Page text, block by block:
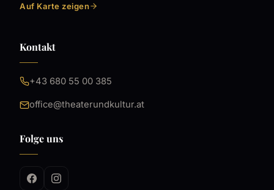
Auf Karte zeigen
Kontakt
+43 680 55 00 385
office@theaterundkultur.at
Folge uns